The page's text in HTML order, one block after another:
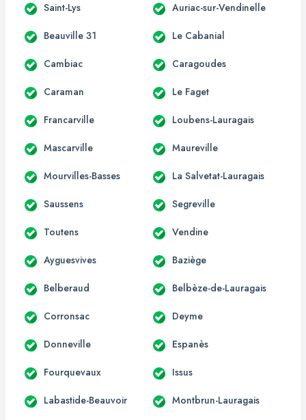
Saint-Lys Auriac-sur-Vendinelle
Beauville 31 Le Cabanial
Cambiac Caragoudes
Caraman Le Faget
Francarville Loubens-Lauragais
Mascarville Maureville
Mourvilles-Basses La Salvetat-Lauragais
Saussens Segreville
Toutens Vendine
Ayguesvives Baziège
Belberaud Belbèze-de-Lauragais
Corronsac Deyme
Donneville Espanès
Fourquevaux Issus
Labastide-Beauvoir Montbrun-Lauragais